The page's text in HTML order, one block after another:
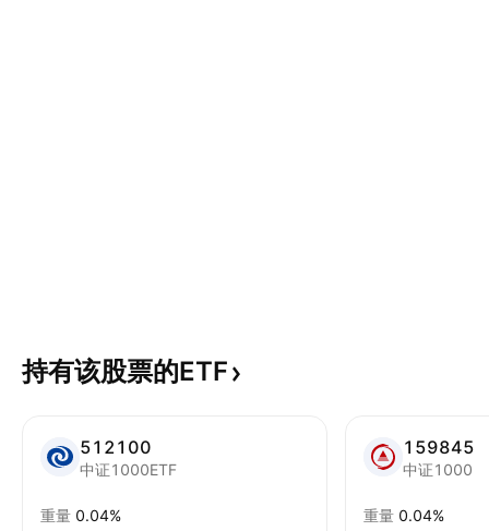
持有该股票的ETF
512100
中证1000ETF
重量 0.04%
159845
中证1000
重量 0.04%